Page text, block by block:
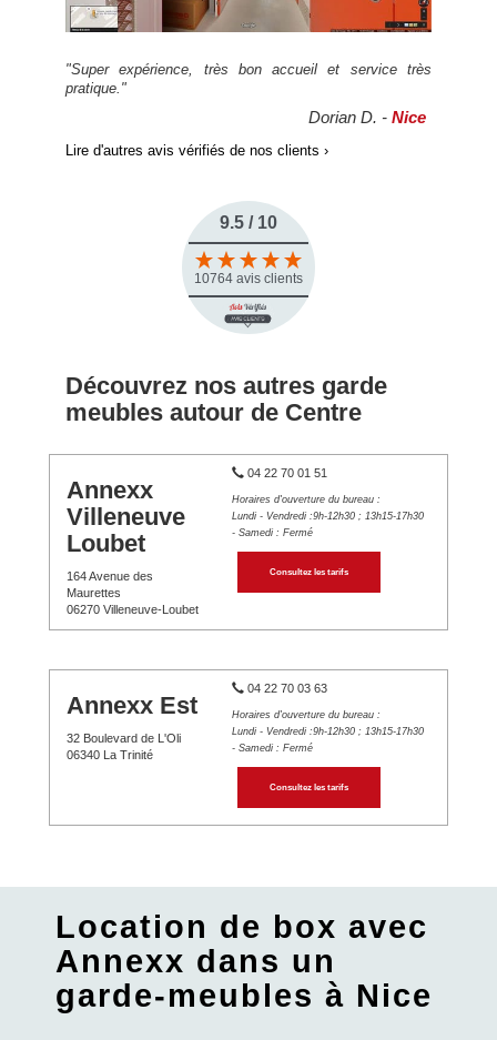
"Super expérience, très bon accueil et service très
pratique."
Dorian D. - Nice
Lire d'autres avis vérifiés de nos clients ›
9.5 / 10
10764 avis clients
Découvrez nos autres garde
meubles autour de Centre
Annexx
Villeneuve
Loubet
164 Avenue des
Maurettes
06270 Villeneuve-Loubet
04 22 70 01 51
Horaires d'ouverture du bureau :
Lundi - Vendredi :9h-12h30 ; 13h15-17h30
- Samedi : Fermé
Consultez les tarifs
Annexx Est
32 Boulevard de L'Oli
06340 La Trinité
04 22 70 03 63
Horaires d'ouverture du bureau :
Lundi - Vendredi :9h-12h30 ; 13h15-17h30
- Samedi : Fermé
Consultez les tarifs
Location de box avec
Annexx dans un
garde-meubles à Nice